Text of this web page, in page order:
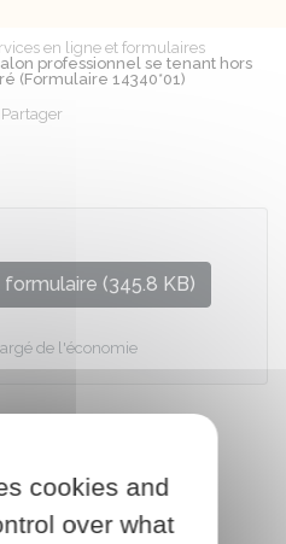
en ligne et formulaires
professionnel se tenant hors
(Formulaire 14340*01)
Partager
(345.8 KB)
de l'économie
cookies and
over what